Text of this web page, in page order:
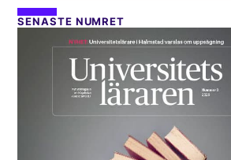
SENASTE NUMRET